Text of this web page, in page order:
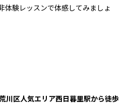
体験レッスンで体感してみましょ
区人気エリア西日暮里駅から徒歩